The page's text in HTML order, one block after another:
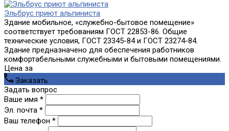
Эльбрус приют альпиниста
Здание мобильное, «служебно-бытовое помещение»
соответствует требованиям ГОСТ 22853-86. Общие
технические условия, ГОСТ 23345-84 и ГОСТ 23274-84.
Здание предназначено для обеспечения работников
комфортабельными служебными и бытовыми помещениями.
Цена за
Заказать
Задать вопрос
Ваше имя *
Эл. почта *
Ваш телефон *